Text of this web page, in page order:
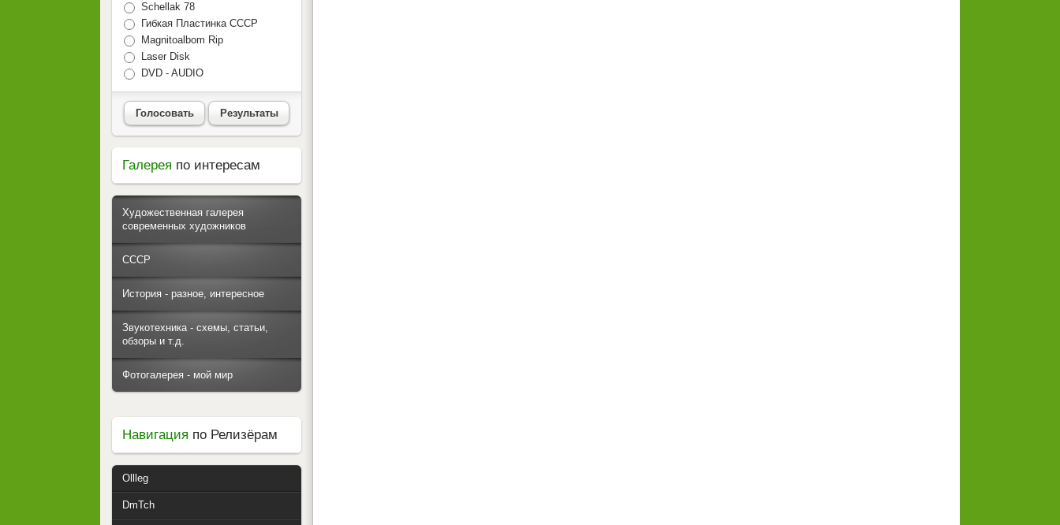
Schellak 78
Гибкая Пластинка СССР
Magnitoalbom Rip
Laser Disk
DVD - AUDIO
Голосовать Результаты
Галерея по интересам
Художественная галерея
современных художников
СССР
История - разное, интересное
Звукотехника - схемы, статьи,
обзоры и т.д.
Фотогалерея - мой мир
Навигация по Релизёрам
Ollleg
DmTch